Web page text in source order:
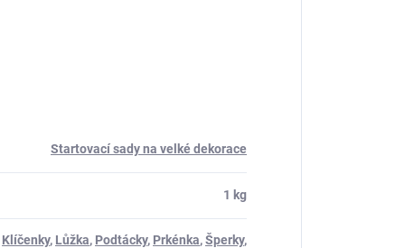
Startovací sady na velké dekorace
1 kg
Klíčenky, Lůžka, Podtácky, Prkénka,Šperky,